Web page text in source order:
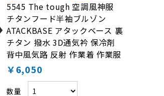
5545 The tough 空調風神服
チタンフード半袖ブルゾン
ATACKBASE アタックベース 裏
チタン 撥水 3D通気衿 保冷剤
背中風気路 反射 作業着 作業服
￥6,050
数量